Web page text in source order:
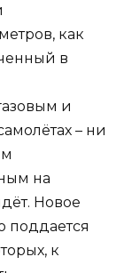
как
в
и
– ни
на
Новое
поддается
к